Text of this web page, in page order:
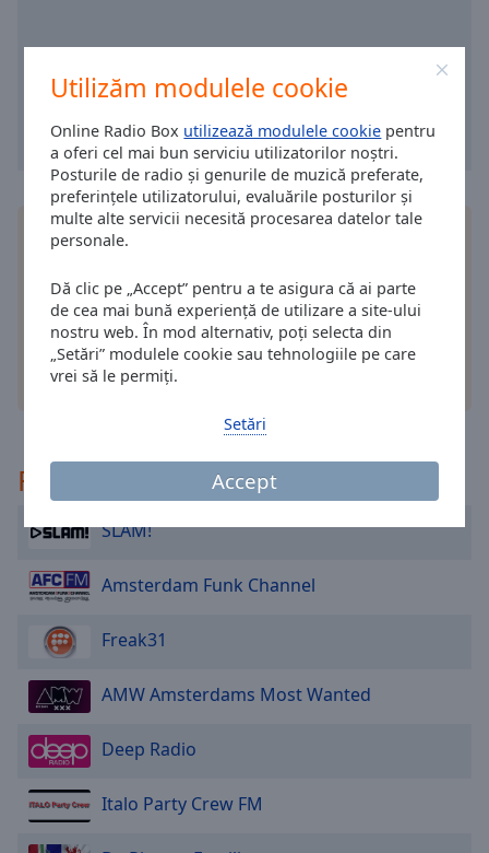
Utilizăm modulele cookie
Online Radio Box utilizează modulele cookie pentru
a oferi cel mai bun serviciu utilizatorilor noștri.
Posturile de radio și genurile de muzică preferate,
preferințele utilizatorului, evaluările posturilor și
multe alte servicii necesită procesarea datelor tale
personale.
Dă clic pe „Accept” pentru a te asigura că ai parte
de cea mai bună experiență de utilizare a site-ului
nostru web. În mod alternativ, poți selecta din
„Setări” modulele cookie sau tehnologiile pe care
vrei să le permiți.
Accept
Setări
close
window.
Opacity
Background
Caption
Background
Font
Text
Edge
Style
Instalează aplicația gratuită Online Radio Box
posturile de radio preferate - oriunde te-ai afla!
Recomandat
SLAM!
Amsterdam Funk Channel
Freak31
AMW Amsterdams Most Wanted
Deep Radio
Italo Party Crew FM